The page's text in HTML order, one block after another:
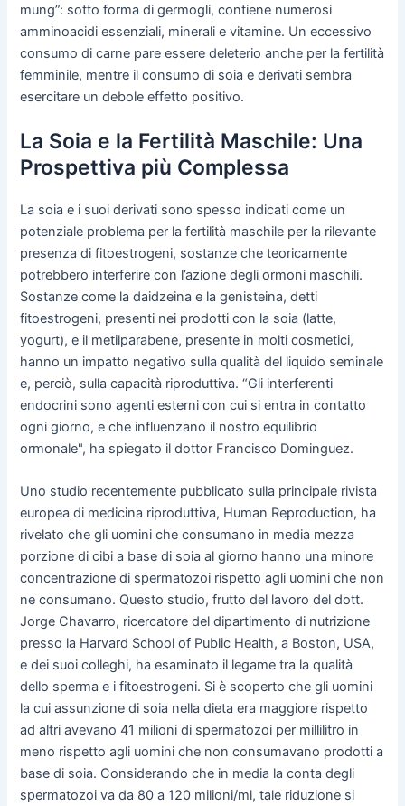
mung”: sotto forma di germogli, contiene numerosi
amminoacidi essenziali, minerali e vitamine. Un eccessivo
consumo di carne pare essere deleterio anche per la fertilità
femminile, mentre il consumo di soia e derivati sembra
esercitare un debole effetto positivo.
La Soia e la Fertilità Maschile: Una
Prospettiva più Complessa
La soia e i suoi derivati sono spesso indicati come un
potenziale problema per la fertilità maschile per la rilevante
presenza di fitoestrogeni, sostanze che teoricamente
potrebbero interferire con l’azione degli ormoni maschili.
Sostanze come la daidzeina e la genisteina, detti
fitoestrogeni, presenti nei prodotti con la soia (latte,
yogurt), e il metilparabene, presente in molti cosmetici,
hanno un impatto negativo sulla qualità del liquido seminale
e, perciò, sulla capacità riproduttiva. “Gli interferenti
endocrini sono agenti esterni con cui si entra in contatto
ogni giorno, e che influenzano il nostro equilibrio
ormonale", ha spiegato il dottor Francisco Dominguez.
Uno studio recentemente pubblicato sulla principale rivista
europea di medicina riproduttiva, Human Reproduction, ha
rivelato che gli uomini che consumano in media mezza
porzione di cibi a base di soia al giorno hanno una minore
concentrazione di spermatozoi rispetto agli uomini che non
ne consumano. Questo studio, frutto del lavoro del dott.
Jorge Chavarro, ricercatore del dipartimento di nutrizione
presso la Harvard School of Public Health, a Boston, USA,
e dei suoi colleghi, ha esaminato il legame tra la qualità
dello sperma e i fitoestrogeni. Si è scoperto che gli uomini
la cui assunzione di soia nella dieta era maggiore rispetto
ad altri avevano 41 milioni di spermatozoi per millilitro in
meno rispetto agli uomini che non consumavano prodotti a
base di soia. Considerando che in media la conta degli
spermatozoi va da 80 a 120 milioni/ml, tale riduzione si